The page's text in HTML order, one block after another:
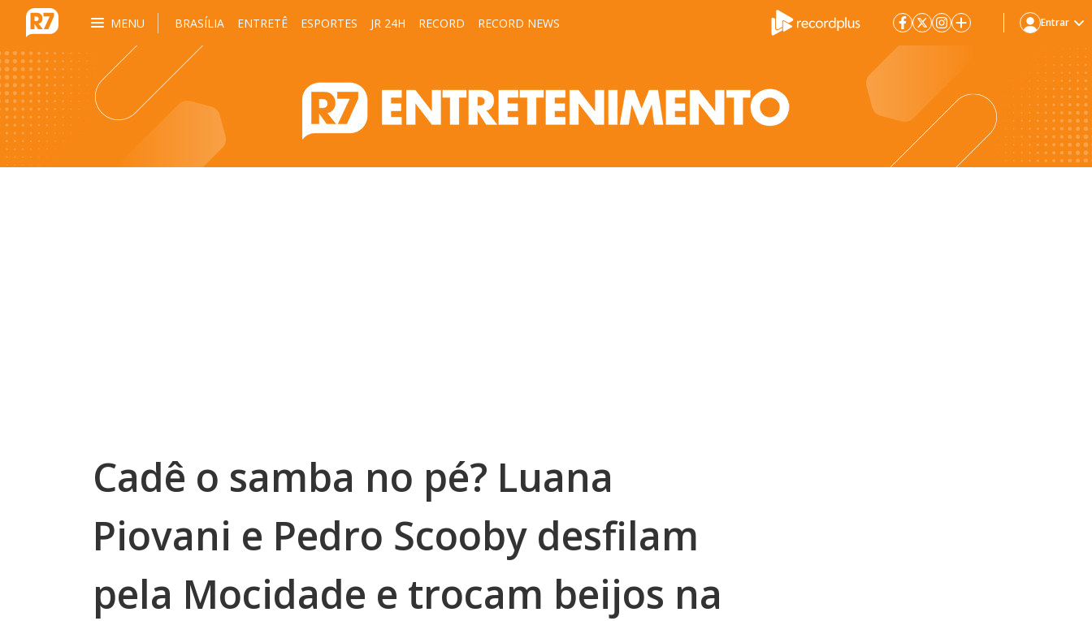
MENU BRASÍLIA ENTRETÊ ESPORTES JR 24H RECORD RECORD NEWS Entrar
Cadê o samba no pé? Luana
Piovani e Pedro Scooby desfilam
pela Mocidade e trocam beijos na